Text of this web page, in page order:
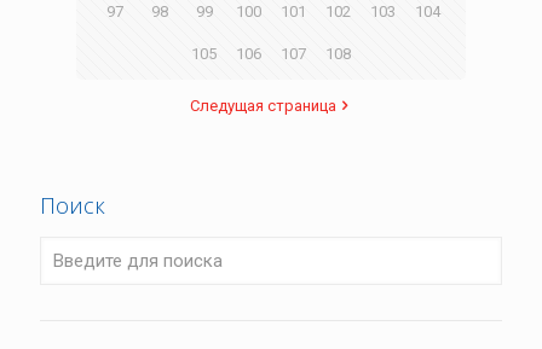
97 98 99 100 101 102 103 104
105 106 107 108
Следущая страница
Поиск